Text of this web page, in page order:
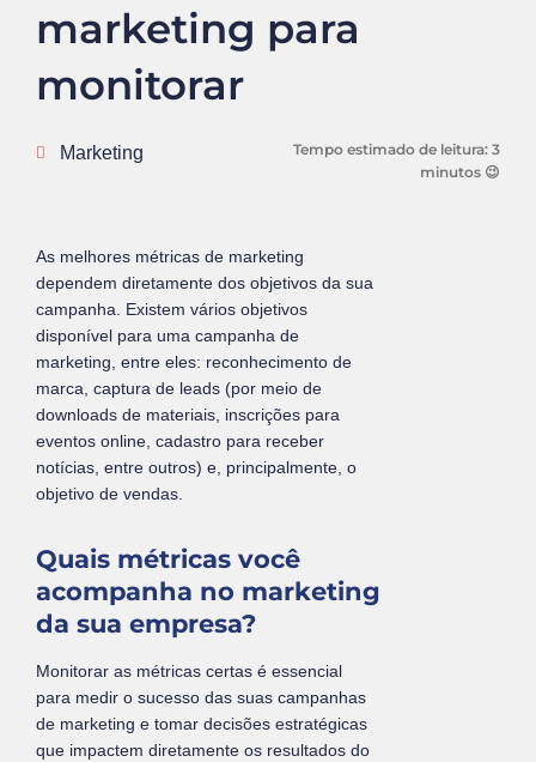
marketing para
monitorar
Marketing Tempo estimado de leitura: 3
minutos 😉
As melhores métricas de marketing
dependem diretamente dos objetivos da sua
campanha. Existem vários objetivos
disponível para uma campanha de
marketing, entre eles: reconhecimento de
marca, captura de leads (por meio de
downloads de materiais, inscrições para
eventos online, cadastro para receber
notícias, entre outros) e, principalmente, o
objetivo de vendas.
Quais métricas você
acompanha no marketing
da sua empresa?
Monitorar as métricas certas é essencial
para medir o sucesso das suas campanhas
de marketing e tomar decisões estratégicas
que impactem diretamente os resultados do